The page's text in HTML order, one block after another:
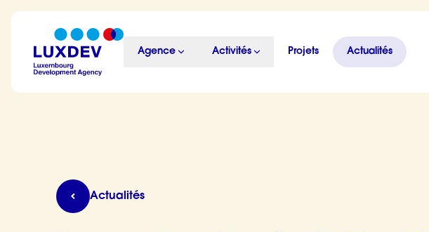
Agence Activités Projets Actualités
Pour une insertion équitable : intégrer le genre et l’inclusion
Actualités